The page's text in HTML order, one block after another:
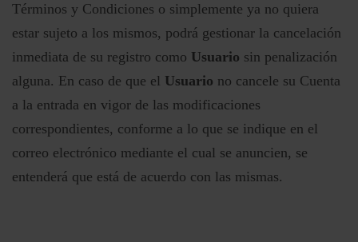
Términos y Condiciones o simplemente ya no quiera
estar sujeto a los mismos, podrá gestionar la cancelación
inmediata de su registro como Usuario sin penalización
alguna. En caso de que el Usuario no cancele su Cuenta
a la entrada en vigor de las modificaciones
correspondientes, conforme a lo que se indique en el
correo electrónico mediante el cual se anuncien, se
entenderá que está de acuerdo con las mismas.